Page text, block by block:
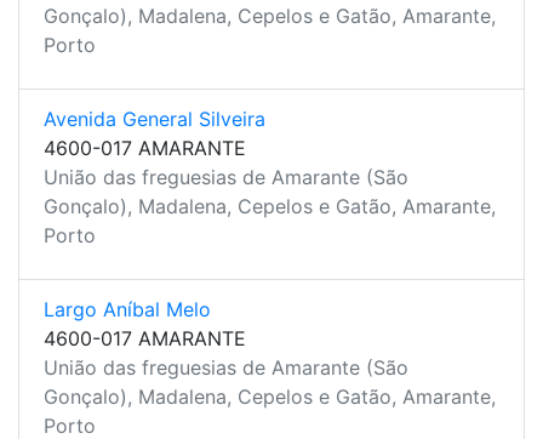
Gonçalo), Madalena, Cepelos e Gatão, Amarante,
Porto
Avenida General Silveira
4600-017 AMARANTE
União das freguesias de Amarante (São
Gonçalo), Madalena, Cepelos e Gatão, Amarante,
Porto
Largo Aníbal Melo
4600-017 AMARANTE
União das freguesias de Amarante (São
Gonçalo), Madalena, Cepelos e Gatão, Amarante,
Porto